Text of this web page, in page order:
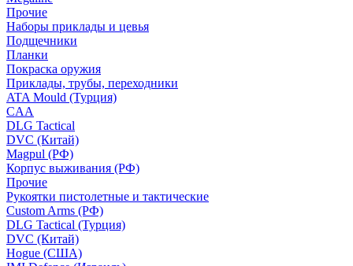
Прочие
Наборы приклады и цевья
Подщечники
Планки
Покраска оружия
Приклады, трубы, переходники
ATA Mould (Турция)
CAA
DLG Tactical
DVC (Китай)
Magpul (РФ)
Корпус выживания (РФ)
Прочие
Рукоятки пистолетные и тактические
Custom Arms (РФ)
DLG Tactical (Турция)
DVC (Китай)
Hogue (США)